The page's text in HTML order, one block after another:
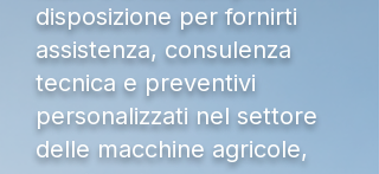
disposizione per fornirti
assistenza, consulenza
tecnica e preventivi
personalizzati nel settore
delle macchine agricole,